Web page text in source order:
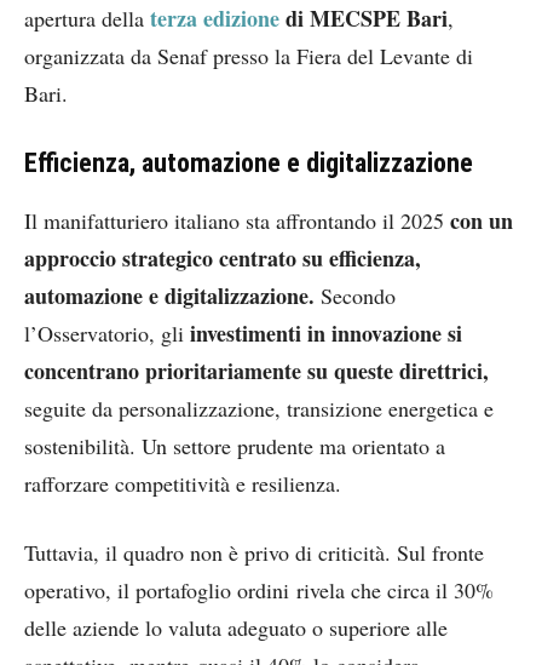
apertura della terza edizionediMECSPE Bari,
organizzata da Senaf presso la Fiera del Levante di
Bari.
Efficienza, automazione e digitalizzazione
Il manifatturiero italiano sta affrontando il 2025 con un
approccio strategico centrato su efficienza,
automazione e digitalizzazione. Secondo
l’Osservatorio, gli investimenti in innovazione si
concentrano prioritariamente su queste direttrici,
seguite da personalizzazione, transizione energetica e
sostenibilità. Un settore prudente ma orientato a
rafforzare competitività e resilienza.
Tuttavia, il quadro non è privo di criticità. Sul fronte
operativo, il portafoglio ordini rivela che circa il 30%
delle aziende lo valuta adeguato o superiore alle